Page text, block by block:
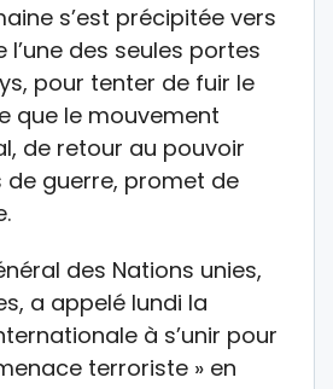
s’est précipitée vers
des seules portes
pour tenter de fuir le
que le mouvement
de retour au pouvoir
de guerre, promet de
des Nations unies,
a appelé lundi la
à s’unir pour
terroriste » en